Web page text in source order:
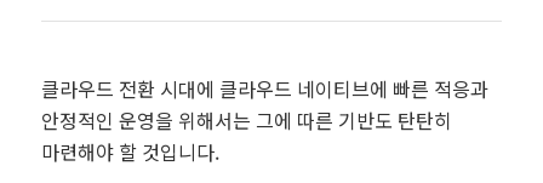
클라우드 전환 시대에 클라우드 네이티브에 빠른 적응과
안정적인 운영을 위해서는 그에 따른 기반도 탄탄히
마련해야 할 것입니다.